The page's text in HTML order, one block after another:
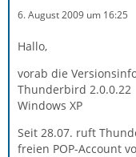
6. August 2009 um 16:25
Hallo,
vorab die
Thunderbird 2.0.0.22
Windows XP
Seit 28.07. ruft
freien POP-Account